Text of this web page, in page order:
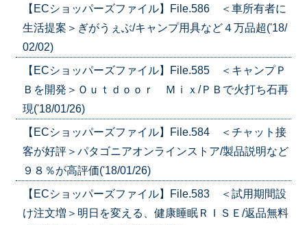
【ECショッパーズファイル】File.586 ＜車所有者に
生活提案＞ぎがうぇぶ/キャンプ用具など４万品超('18/
02/02)
【ECショッパーズファイル】File.585 ＜キャンプＰ
Ｂを開発＞Ｏｕｔｄｏｏｒ Ｍｉｘ/ＰＢで火打ち石再
現('18/01/26)
【ECショッパーズファイル】File.584 ＜チャット接
客が好評＞パタゴニアオンラインストア/製品説明など
９８％が高評価('18/01/26)
【ECショッパーズファイル】File.583 ＜試用期間設
け注文増＞明日を変える、健康睡眠ＲＩＳＥ/返品無料